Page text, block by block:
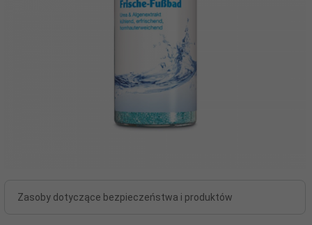
Zasoby dotyczące bezpieczeństwa i produktów